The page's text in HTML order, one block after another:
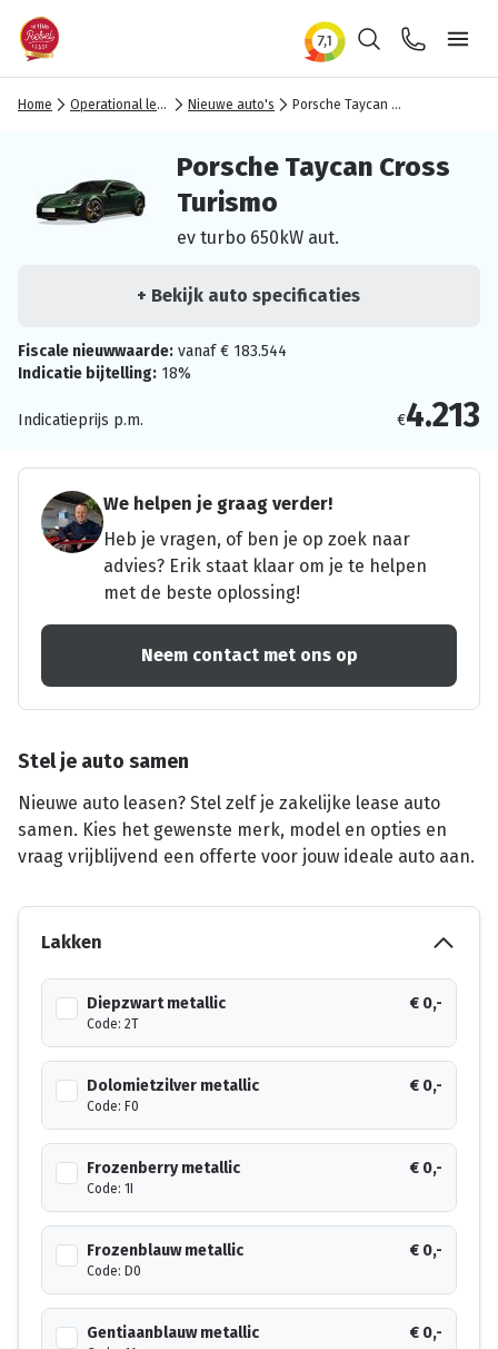
ZoekenContact
Home Operational lease Nieuwe auto's Porsche Taycan Cross Turismo
Porsche Taycan Cross
Turismo
ev turbo 650kW aut.
+ Bekijk auto specificaties
Fiscale nieuwwaarde: vanaf € 183.544
Indicatie bijtelling: 18%
Indicatieprijs p.m. €4.213
We helpen je graag verder!
Heb je vragen, of ben je op zoek naar
advies? Erik staat klaar om je te helpen
met de beste oplossing!
Neem contact met ons op
Stel je auto samen
Nieuwe auto leasen? Stel zelf je zakelijke lease auto
samen. Kies het gewenste merk, model en opties en
vraag vrijblijvend een offerte voor jouw ideale auto aan.
Lakken
Diepzwart metallic
Code: 2T
€ 0,-
Dolomietzilver metallic
Code: F0
€ 0,-
Frozenberry metallic
Code: 1I
€ 0,-
Frozenblauw metallic
Code: D0
€ 0,-
Gentiaanblauw metallic € 0,-